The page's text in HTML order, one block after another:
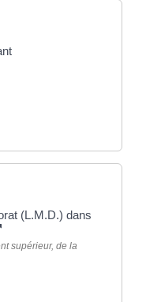
(L.M.D.) dans
supérieur, de la